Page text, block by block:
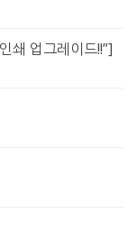
쇄 업그레이드!!”]